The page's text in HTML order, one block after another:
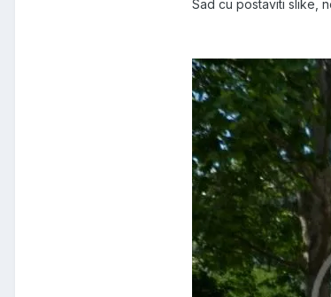
Sad cu postaviti slike,